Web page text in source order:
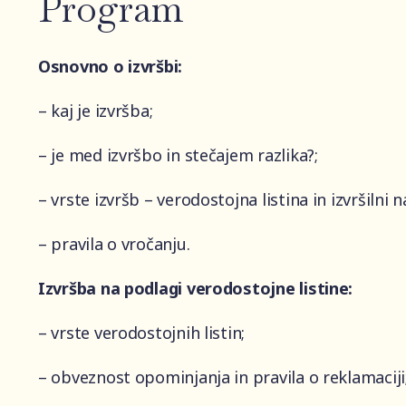
Osnovno o izvršbi:
– kaj je izvršba;
– je med izvršbo in stečajem razlika?;
– vrste izvršb – verodostojna listina in izvršilni
– pravila o vročanju.
Izvršba na podlagi verodostojne listine:
– vrste verodostojnih listin;
– obveznost opominjanja in pravila o